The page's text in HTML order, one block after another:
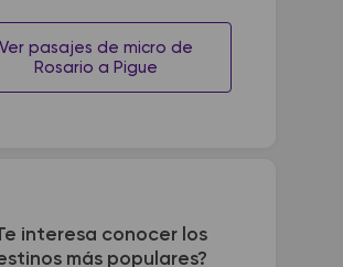
Ver pasajes de micro de
Rosario a Pigue
interesa conocer los
más populares?